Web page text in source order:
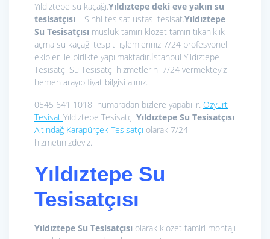
Yıldıztepe su kaçağı.Yıldıztepe deki eve yakın su
tesisatçısı – Sıhhi tesisat ustası tesisat.Yıldıztepe
Su Tesisatçısı musluk tamiri klozet tamiri tıkanıklık
açma su kaçağı tespiti işlemleriniz 7/24 profesyonel
ekipler ile birlikte yapılmaktadır.İstanbul Yıldıztepe
Tesisatçı Su Tesisatçı hizmetlerini 7/24 vermekteyiz
hemen arayıp fiyat bilgisi alınız.
0545 641 1018 numaradan bizlere yapabilir. Özyurt
Tesisat Yıldıztepe Tesisatçı Yıldıztepe Su Tesisatçısı
Altındağ Karapürçek Tesisatçı olarak 7/24
hizmetinizdeyiz.
Yıldıztepe Su
Tesisatçısı
Yıldıztepe Su Tesisatçısı olarak klozet tamiri montajı